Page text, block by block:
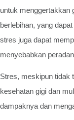
untuk menggertakkan
berlebihan, yang
stres juga dapat
menyebabkan
Stres, meskipun tidak
kesehatan gigi dan
dampaknya dan